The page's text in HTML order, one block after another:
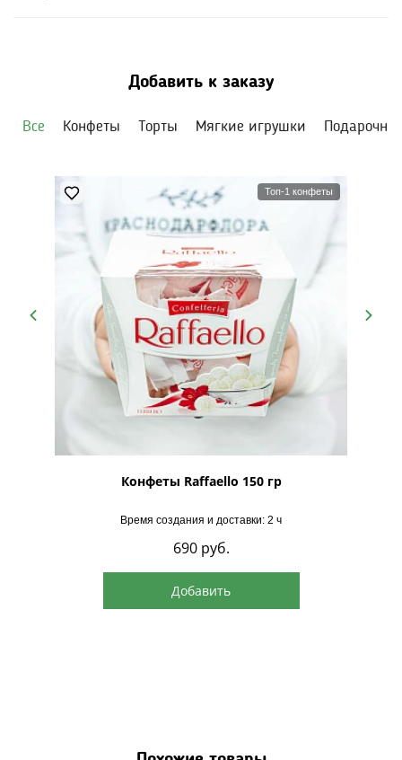
Добавить к заказу
Все Конфеты Торты Мягкие игрушки
Топ-1 конфеты
Конфеты Raffaello 150 гр
Время создания и доставки: 2 ч
690 руб.
Добавить